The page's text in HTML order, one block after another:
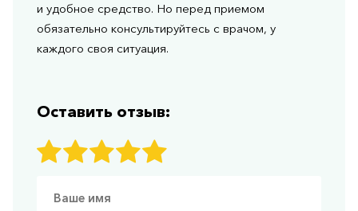
и удобное средство. Но перед приемом
обязательно консультируйтесь с врачом, у
каждого своя ситуация.
Оставить отзыв: